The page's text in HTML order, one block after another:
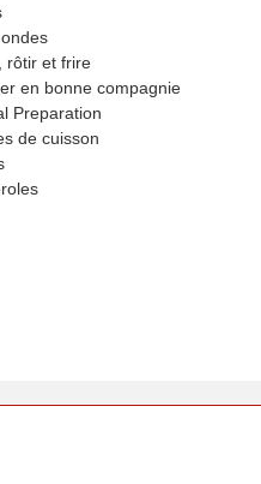
rôtir et frire
en bonne compagnie
Preparation
de cuisson